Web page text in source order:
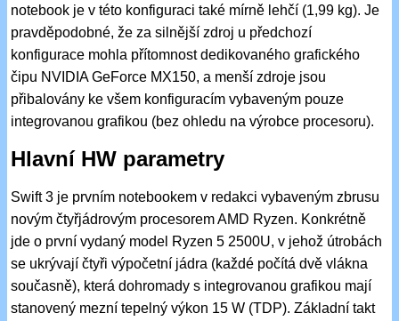
notebook je v této konfiguraci také mírně lehčí (1,99 kg). Je
pravděpodobné, že za silnější zdroj u předchozí
konfigurace mohla přítomnost dedikovaného grafického
čipu NVIDIA GeForce MX150, a menší zdroje jsou
přibalovány ke všem konfiguracím vybaveným pouze
integrovanou grafikou (bez ohledu na výrobce procesoru).
Hlavní HW parametry
Swift 3 je prvním notebookem v redakci vybaveným zbrusu
novým čtyřjádrovým procesorem AMD Ryzen. Konkrétně
jde o první vydaný model Ryzen 5 2500U, v jehož útrobách
se ukrývají čtyři výpočetní jádra (každé počítá dvě vlákna
současně), která dohromady s integrovanou grafikou mají
stanovený mezní tepelný výkon 15 W (TDP). Základní takt